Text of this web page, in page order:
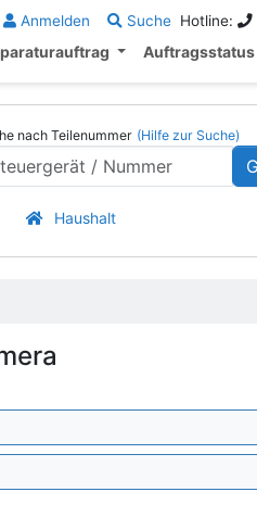
Anmelden Suche Hotline:
Auftragsstatus
nach Teilenummer (Hilfe zur Suche)
Haushalt